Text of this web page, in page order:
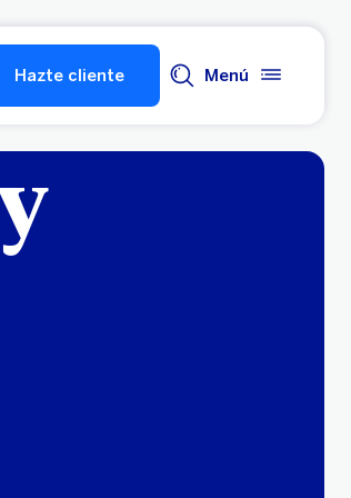
Hazte cliente Menú